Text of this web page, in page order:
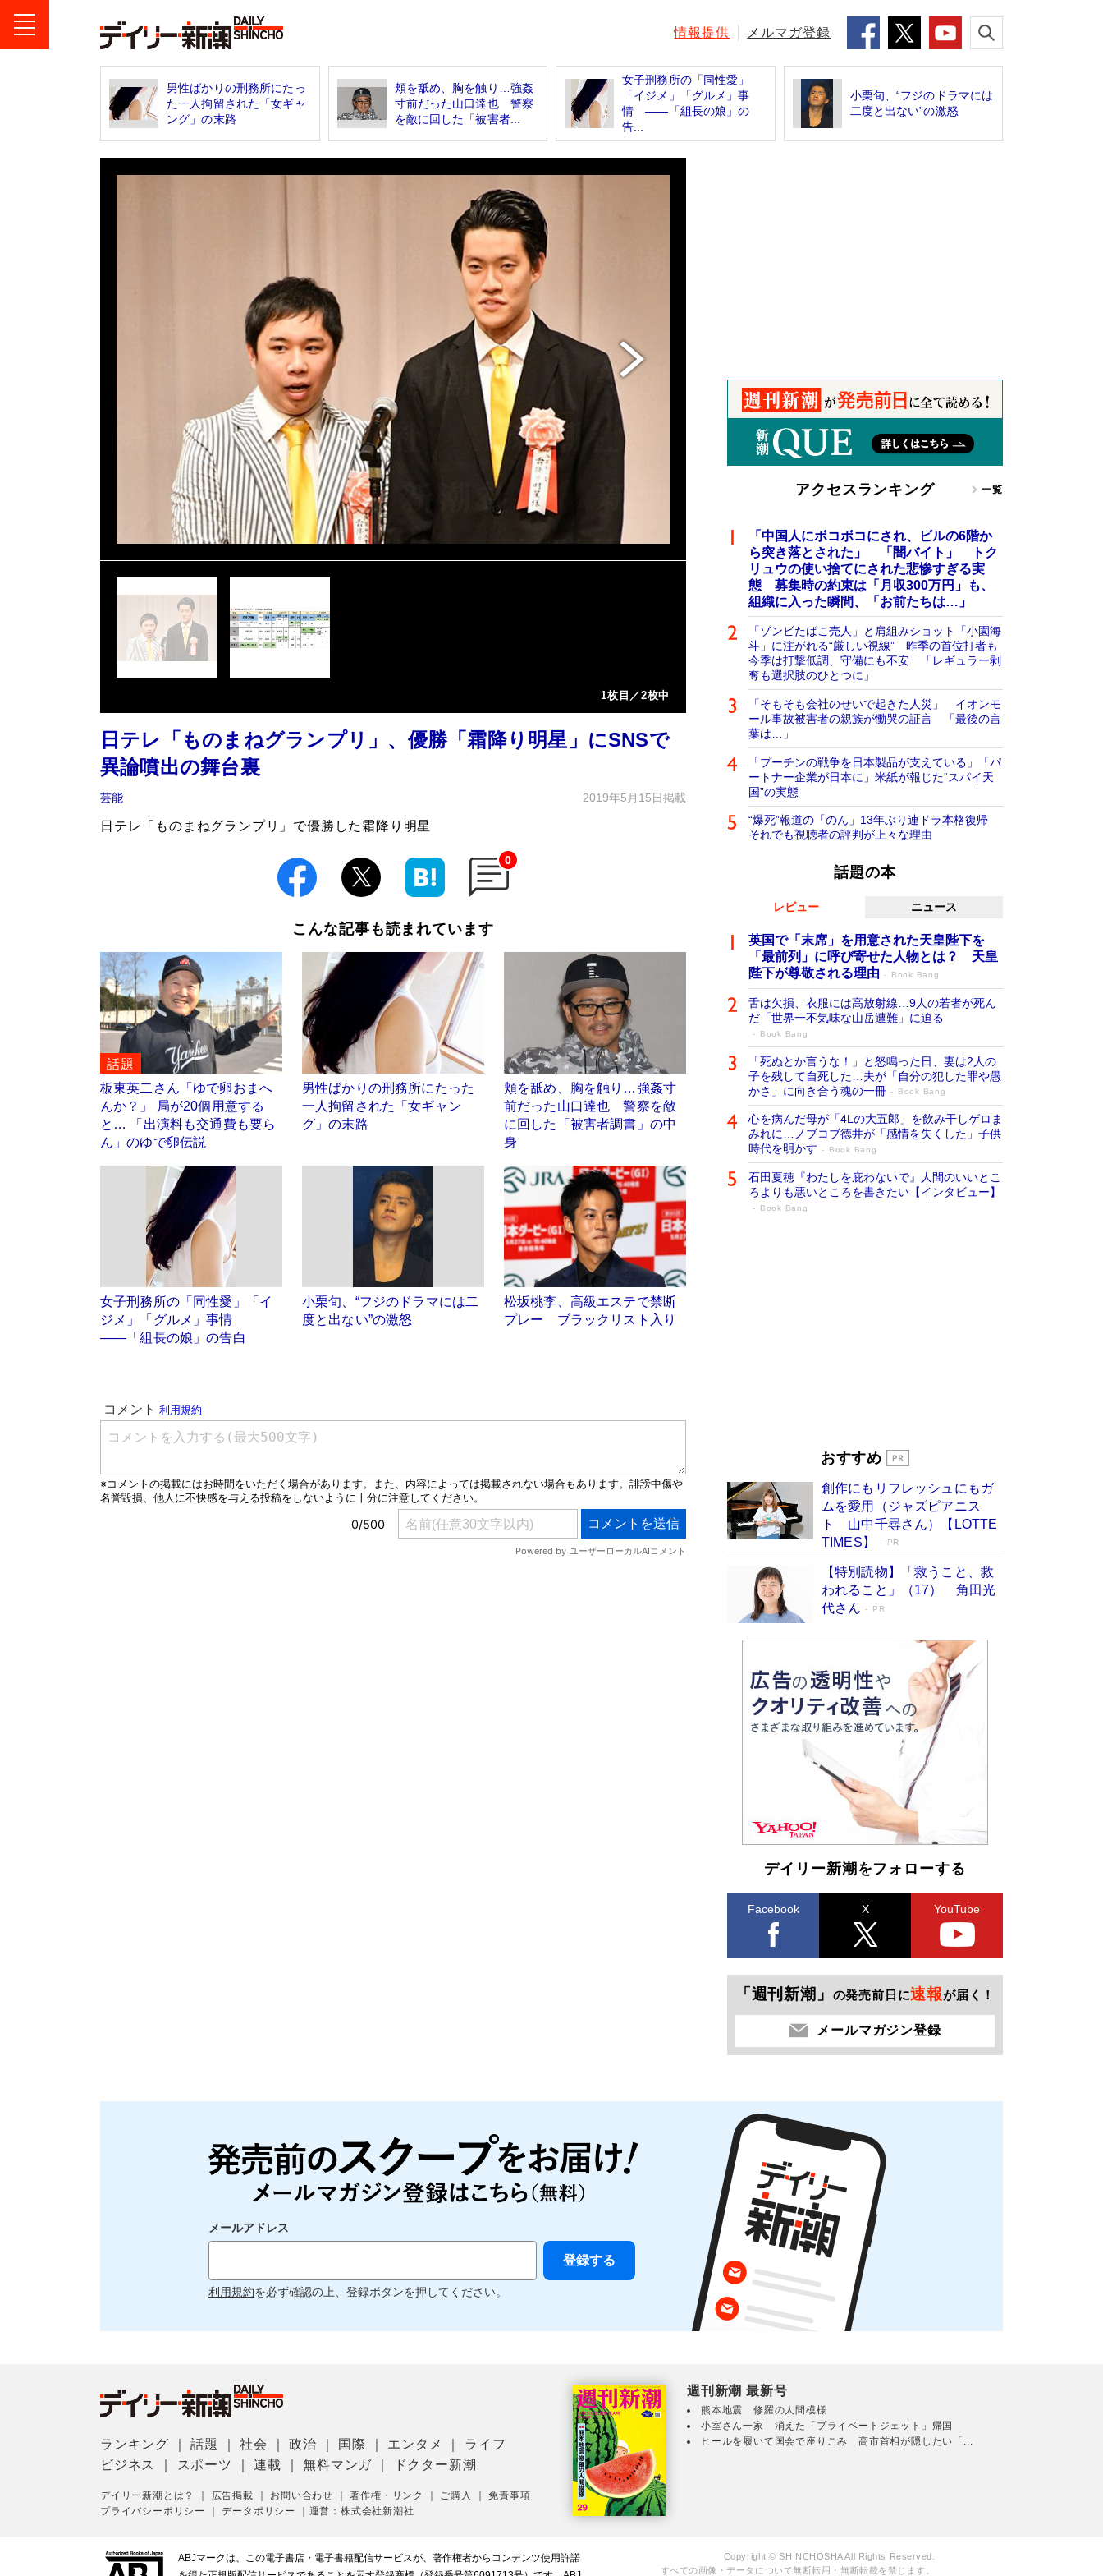
情報提供 メルマガ登録
男性ばかりの刑務所にたっ
た一人拘留された「女ギャ
ング」の末路
頬を舐め、胸を触り…強姦
寸前だった山口達也 警察
を敵に回した「被害者...
女子刑務所の「同性愛」
「イジメ」「グルメ」事
情 ――「組長の娘」の
告...
小栗旬、“フジのドラマには
二度と出ない”の激怒
1枚目／2枚中
日テレ「ものまねグランプリ」、優勝「霜降り明星」にSNSで
異論噴出の舞台裏
芸能 2019年5月15日掲載
日テレ「ものまねグランプリ」で優勝した霜降り明星
0
こんな記事も読まれています
話題
板東英二さん「ゆで卵おまへ
んか？」 局が20個用意する
と… 「出演料も交通費も要ら
ん」のゆで卵伝説
男性ばかりの刑務所にたった
一人拘留された「女ギャン
グ」の末路
頬を舐め、胸を触り…強姦寸
前だった山口達也 警察を敵
に回した「被害者調書」の中
身
女子刑務所の「同性愛」「イ
ジメ」「グルメ」事情
――「組長の娘」の告白
小栗旬、“フジのドラマには二
度と出ない”の激怒
松坂桃李、高級エステで禁断
プレー ブラックリスト入り
アクセスランキング 一覧
「中国人にボコボコにされ、ビルの6階か
ら突き落とされた」 「闇バイト」 トク
リュウの使い捨てにされた悲惨すぎる実
態 募集時の約束は「月収300万円」も、
組織に入った瞬間、「お前たちは…」
「ゾンビたばこ売人」と肩組みショット「小園海
斗」に注がれる“厳しい視線” 昨季の首位打者も
今季は打撃低調、守備にも不安 「レギュラー剥
奪も選択肢のひとつに」
「そもそも会社のせいで起きた人災」 イオンモ
ール事故被害者の親族が慟哭の証言 「最後の言
葉は…」
「プーチンの戦争を日本製品が支えている」「パ
ートナー企業が日本に」米紙が報じた“スパイ天
国”の実態
“爆死”報道の「のん」13年ぶり連ドラ本格復帰
それでも視聴者の評判が上々な理由
話題の本
レビュー ニュース
英国で「末席」を用意された天皇陛下を
「最前列」に呼び寄せた人物とは？ 天皇
陛下が尊敬される理由
Book Bang
舌は欠損、衣服には高放射線…9人の若者が死ん
だ「世界一不気味な山岳遭難」に迫る
Book Bang
「死ぬとか言うな！」と怒鳴った日、妻は2人の
子を残して自死した…夫が「自分の犯した罪や愚
かさ」に向き合う魂の一冊
Book Bang
心を病んだ母が「4Lの大五郎」を飲み干しゲロま
みれに…ノブコブ徳井が「感情を失くした」子供
時代を明かす
Book Bang
石田夏穂『わたしを庇わないで』人間のいいとこ
ろよりも悪いところを書きたい【インタビュー】
Book Bang
開発への関心を押し上げた18年の物語に幕 特装
Book Bang
「不意に涙が出そうに…」高嶋政伸が明かし
た“13歳の娘を暴行する役”への葛藤 インティマ
シーコーディネーターに支えられたNHK『大奥』
Book Bang
おすすめ
創作にもリフレッシュにもガ
ムを愛用（ジャズピアニス
ト 山中千尋さん）【LOTTE
TIMES】
PR
【特別読物】「救うこと、救
われること」（17） 角田光
代さん
PR
デイリー新潮をフォローする
Facebook X YouTube
「週刊新潮」 の発売前日に速報が届く！
メールマガジン登録
メールアドレス
利用規約を必ず確認の上、登録ボタンを押してください。
ランキング ｜話題 ｜社会 ｜政治 国際 エンタメ
ライフ
ビジネス
スポーツ ｜連載 ｜無料マンガ ドクター新潮
デイリー新潮とは？ 広告掲載 お問い合わせ ｜著作権・リンク ご購入 ｜免責事項
プライバシーポリシー
｜データポリシー 運営：株式会社新潮社
週刊新潮 最新号
熊本地震 修羅の人間模様
小室さん一家 消えた「プライベートジェット」帰国
ヒールを履いて国会で座りこみ 高市首相が隠したい「...
ABJマークは、この電子書店・電子書籍配信サービスが、著作権者からコンテンツ使用許諾
Copyright © SHINCHOSHA All Rights Reserved.
すべての画像・データについて無断転用・無断転載を禁じます。